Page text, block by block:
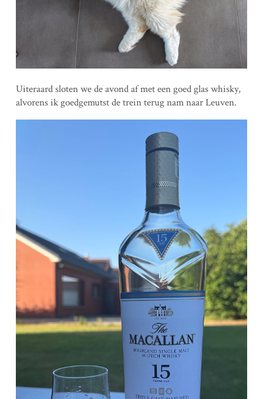
Uiteraard sloten we de avond af met een goed glas whisky,
alvorens ik goedgemutst de trein terug nam naar Leuven.